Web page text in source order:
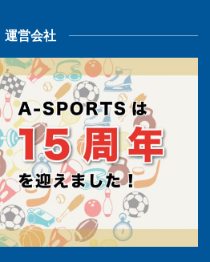
運営会社